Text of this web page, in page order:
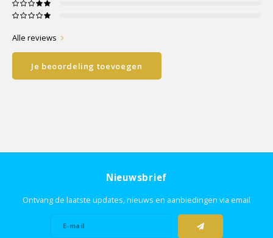
Alle reviews
Je beoordeling toevoegen
Nieuwsbrief
Ontvang de laatste updates, nieuws en aanbiedingen via email